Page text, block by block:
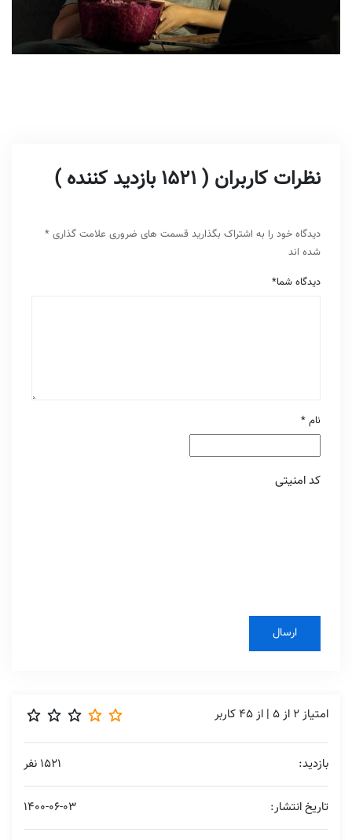
نظرات کاربران ( 1521 بازدید کننده )
دیدگاه خود را به اشتراک بگذارید قسمت های ضروری علامت گذاری *
شده اند
دیدگاه شما*
نام *
کد امنیتی
امتیاز2 از5 | از45 کاربر
بازدید: 1521 نفر
تاریخ انتشار: 1400-06-03